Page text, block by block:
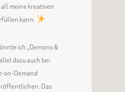
meine kreativen
kann.
ich „Demons &
dazu auch bei
on-Demand
Das